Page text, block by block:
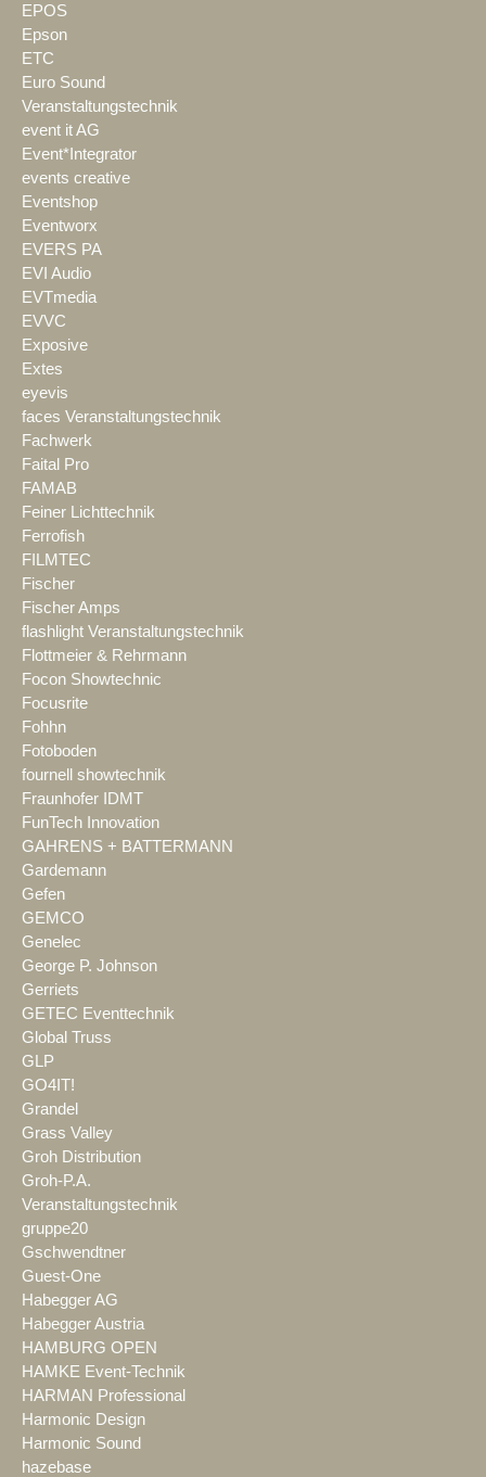
EPOS
Epson
ETC
Euro Sound
Veranstaltungstechnik
event it AG
Event*Integrator
events creative
Eventshop
Eventworx
EVERS PA
EVI Audio
EVTmedia
EVVC
Exposive
Extes
eyevis
faces Veranstaltungstechnik
Fachwerk
Faital Pro
FAMAB
Feiner Lichttechnik
Ferrofish
FILMTEC
Fischer
Fischer Amps
flashlight Veranstaltungstechnik
Flottmeier & Rehrmann
Focon Showtechnic
Focusrite
Fohhn
Fotoboden
fournell showtechnik
Fraunhofer IDMT
FunTech Innovation
GAHRENS + BATTERMANN
Gardemann
Gefen
GEMCO
Genelec
George P. Johnson
Gerriets
GETEC Eventtechnik
Global Truss
GLP
GO4IT!
Grandel
Grass Valley
Groh Distribution
Groh-P.A.
Veranstaltungstechnik
gruppe20
Gschwendtner
Guest-One
Habegger AG
Habegger Austria
HAMBURG OPEN
HAMKE Event-Technik
HARMAN Professional
Harmonic Design
Harmonic Sound
hazebase